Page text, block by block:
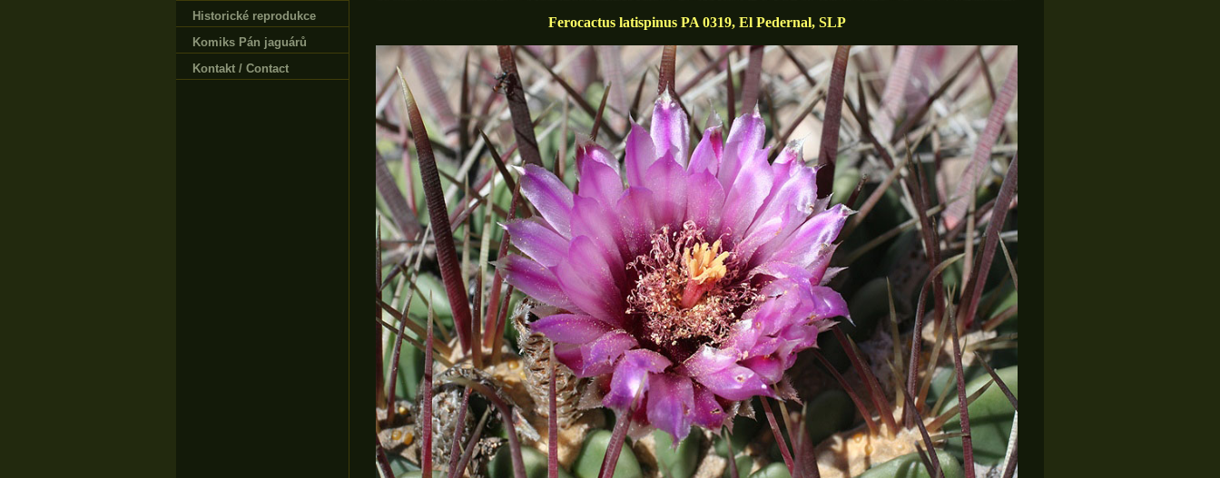
Ferocactus latispinus PA 0319, El Pedernal, SLP
Historické reprodukce
Komiks Pán jaguárů
Kontakt / Contact